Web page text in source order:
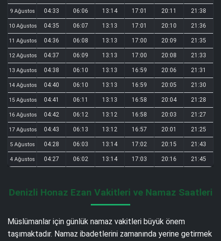
9 Ağustos 04:33 06:06 13:14 17:01 20:11 21:38
10 Ağustos 04:35 06:07 13:13 17:01 20:10 21:36
11 Ağustos 04:36 06:08 13:13 17:00 20:09 21:35
12 Ağustos 04:37 06:09 13:13 17:00 20:08 21:33
13 Ağustos 04:38 06:10 13:13 16:59 20:06 21:31
14 Ağustos 04:40 06:10 13:13 16:59 20:05 21:30
15 Ağustos 04:41 06:11 13:13 16:58 20:04 21:28
16 Ağustos 04:42 06:12 13:12 16:58 20:03 21:27
17 Ağustos 04:43 06:13 13:12 16:57 20:01 21:25
5 Ağustos 04:28 06:03 13:14 17:02 20:15 21:43
4 Ağustos 04:27 06:02 13:14 17:03 20:16 21:45
Denizli Honaz Ezan Vakitleri ve Namaz Saatleri
Müslümanlar için günlük namaz vakitleri büyük önem
taşımaktadır. Namaz ibadetlerini zamanında yerine getirmek